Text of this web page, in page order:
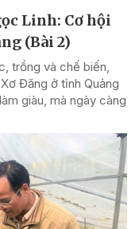
Linh: Cơ hội
(Bài 2)
trồng và chế biến,
Đăng ở tỉnh Quảng
giàu, mà ngày càng